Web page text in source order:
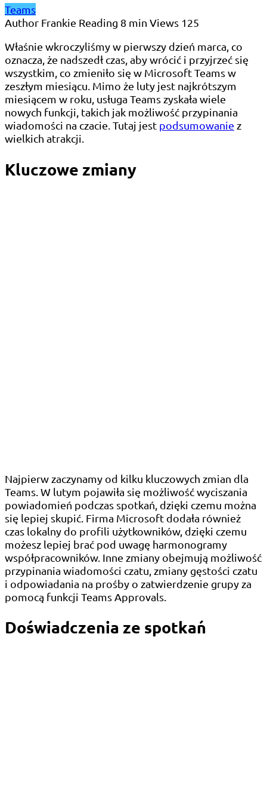
Teams
Author Frankie Reading 8 min Views 125
Właśnie wkroczyliśmy w pierwszy dzień marca, co
oznacza, że ​​nadszedł czas, aby wrócić i przyjrzeć się
wszystkim, co zmieniło się w Microsoft Teams w
zeszłym miesiącu. Mimo że luty jest najkrótszym
miesiącem w roku, usługa Teams zyskała wiele
nowych funkcji, takich jak możliwość przypinania
wiadomości na czacie. Tutaj jest podsumowanie z
wielkich atrakcji.
Kluczowe zmiany
Najpierw zaczynamy od kilku kluczowych zmian dla
Teams. W lutym pojawiła się możliwość wyciszania
powiadomień podczas spotkań, dzięki czemu można
się lepiej skupić. Firma Microsoft dodała również
czas lokalny do profili użytkowników, dzięki czemu
możesz lepiej brać pod uwagę harmonogramy
współpracowników. Inne zmiany obejmują możliwość
przypinania wiadomości czatu, zmiany gęstości czatu
i odpowiadania na prośby o zatwierdzenie grupy za
pomocą funkcji Teams Approvals.
Doświadczenia ze spotkań